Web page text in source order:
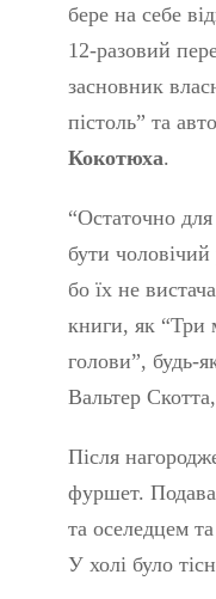
бере на себе
12-разовий
засновник
пістоль” та
Кокотюха.
“Остаточно
бути
бо їх не
книги, як “Три
голови”, будь-
Вальтер
Після
фуршет.
та оселедцем
У холі було